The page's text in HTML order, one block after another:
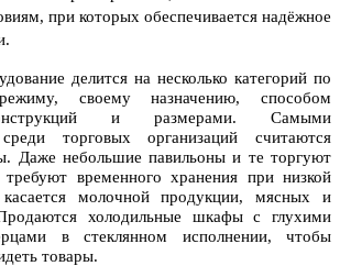
при которых обеспечивается надёжное
делится на несколько категорий по
своему назначению, способом
и размерами. Самыми
торговых организаций считаются
Даже небольшие павильоны и те торгуют
временного хранения при низкой
молочной продукции, мясных и
холодильные шкафы с глухими
в стеклянном исполнении, чтобы
товары.